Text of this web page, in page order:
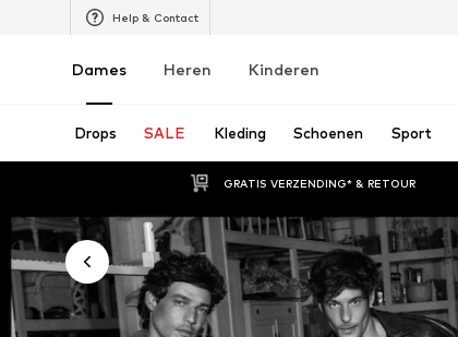
Help & Contact
Dames Heren Kinderen
Drops SALE Kleding Schoenen Sport
GRATIS VERZENDING* & RETOUR